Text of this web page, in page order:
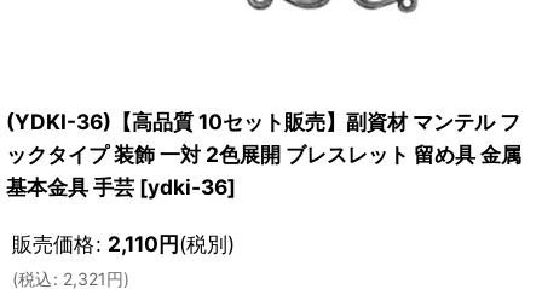
(YDKI-36)【高品質 10セット販売】副資材 マンテル フ
ックタイプ 装飾 一対 2色展開 ブレスレット 留め具 金属
基本金具 手芸 [ydki-36]
販売価格: 2,110円(税別)
(税込: 2,321円)